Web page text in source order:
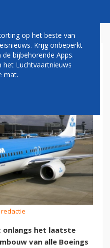
AF
onlangs het laatste
van alle Boeings
op het beste van
Krijg onbeperkt
bijbehorende Apps.
het Luchtvaartnieuws
mat.